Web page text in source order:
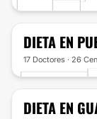
DIETA EN
17 Doctores · 26
DIETA EN